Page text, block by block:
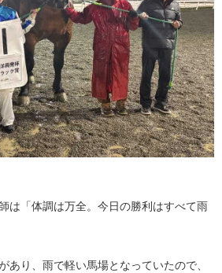
は「体調は万全。今日の勝利はすべて雨
あり、雨で軽い馬場となっていたので、